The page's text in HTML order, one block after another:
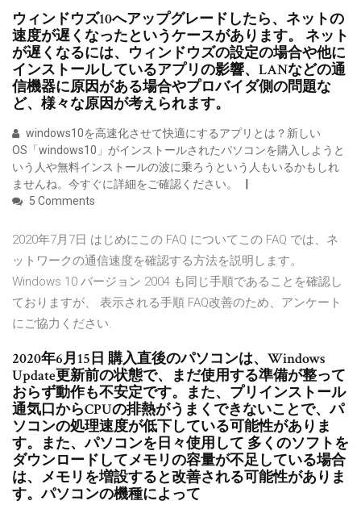
ウィンドウズ10へアップグレードしたら、ネットの
速度が遅くなったというケースがあります。 ネット
が遅くなるには、ウィンドウズの設定の場合や他に
インストールしているアプリの影響、LANなどの通
信機器に原因がある場合やプロバイダ側の問題な
ど、様々な原因が考えられます。
windows10を高速化させて快適にするアプリとは？新しい
OS「windows10」がインストールされたパソコンを購入しようと
いう人や無料インストールの波に乗ろうという人もいるかもしれ
ませんね。今すぐに詳細をご確認ください。
5 Comments
2020年7月7日 はじめにこの FAQ についてこの FAQ では、ネ
ットワークの通信速度を確認する方法を説明します。
Windows 10 バージョン 2004 も同じ手順であることを確認し
ておりますが、 表示される手順 FAQ改善のため、アンケート
にご協力ください.
2020年6月15日 購入直後のパソコンは、Windows
Update更新前の状態で、まだ使用する準備が整って
おらず動作も不安定です。また、プリインストール
通気口からCPUの排熱がうまくできないことで、パ
ソコンの処理速度が低下している可能性がありま
す。また、パソコンを日々使用して 多くのソフトを
ダウンロードしてメモリの容量が不足している場合
は、メモリを増設すると改善される可能性がありま
す。パソコンの機種によって